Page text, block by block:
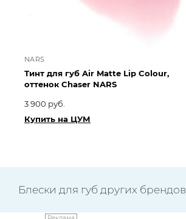
NARS
Тинт для губ Air Matte Lip Colour,
оттенок Chaser NARS
3 900 руб.
Купить на ЦУМ
Блески для губ других брендов